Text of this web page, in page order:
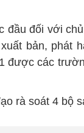
đầu đối với
bản, phát
được các